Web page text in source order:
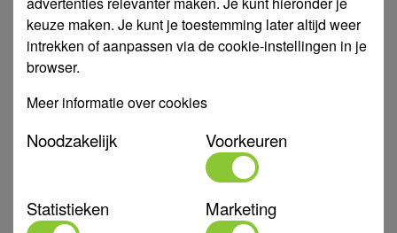
Specificaties
Art. Nr.
991408
Type
Capaciteit
0,3 - 6 m3/u
Diameter
Bronpomp
Kw
keuze maken. Je kunt je toestemming later altijd weer
intrekken of aanpassen via de cookie-instellingen in je
browser.
Meer informatie over cookies
Noodzakelijk Voorkeuren
Statistieken Marketing